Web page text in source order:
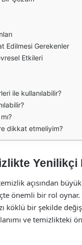
Edilmesi Gerekenler
Etkileri
ile kullanılabilir?
dikkat etmeliyim?
Yenilikçi
açısından
önemli bir rol oynar.
köklü bir şekilde
ve temizlikteki